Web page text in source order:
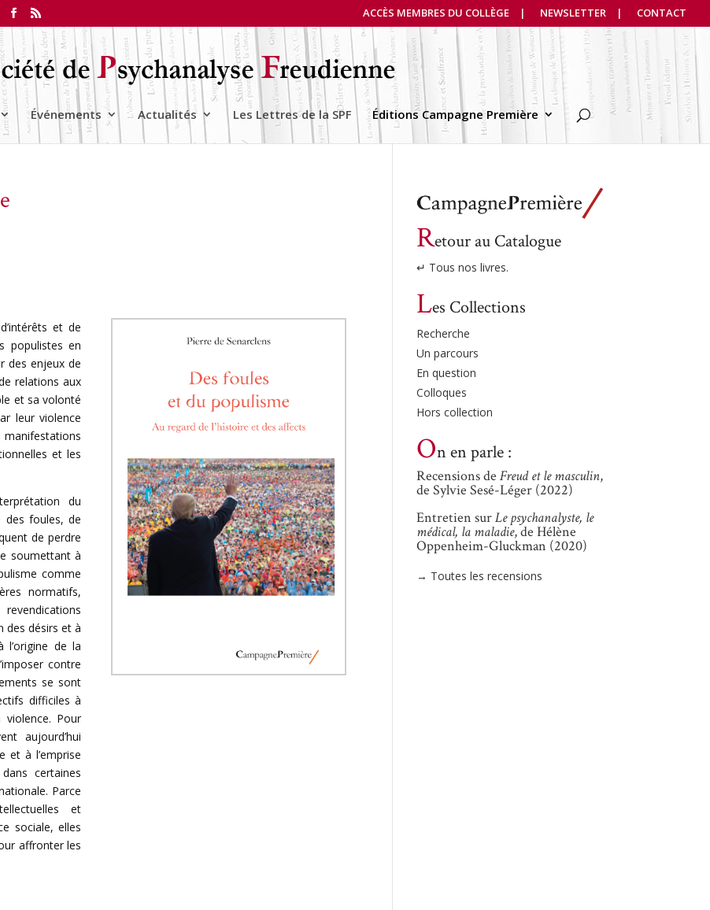
ACCÈS MEMBRES DU COLLÈGE NEWSLETTER CONTACT
Événements Actualités Les Lettres de la SPF Éditions Campagne Première
et de
populistes en
des enjeux de
relations aux
et sa volonté
leur violence
et les
du
des foules, de
de perdre
soumettant à
comme
normatifs,
des désirs et à
de la
contre
se sont
difficiles à
Pour
aujourd’hui
et à l’emprise
certaines
Parce
et
sociale, elles
affronter les
Retour au Catalogue
↵ Tous nos livres.
Les Collections
Recherche
Un parcours
En question
Colloques
Hors collection
On en parle :
Recensions de Freud et le masculin,
de Sylvie Sesé-Léger (2022)
Entretien surLe psychanalyste, le
médical, la maladie, de Hélène
Oppenheim-Gluckman (2020)
→ Toutes les recensions